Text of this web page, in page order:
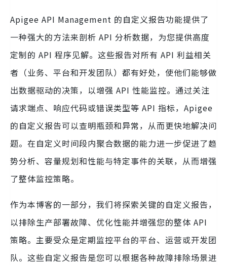
Apigee API Management 的自定义报告功能提供了
一种强大的方法来剖析 API 分析数据，为您提供高度
定制的 API 程序见解。这些报告对所有 API 利益相关
者（业务、平台和开发团队）都有好处，使他们能够做
出数据驱动的决策，以增强 API 性能监控。通过关注
请求端点、响应代码或错误类型等 API 指标，Apigee
的自定义报告可以查明瓶颈和异常，从而更快地解决问
题。在自定义时间段内聚合数据的能力进一步促进了趋
势分析、容量规划和性能与特定事件的关联，从而增强
了整体监控策略。
作为本博客的一部分，我们将探索关键的自定义报告，
以排除生产部署故障、优化性能并增强您的整体 API
策略。主要受众是定期监控平台的平台、运营或开发团
队。这些自定义报告是您可以根据各种故障排除场景进